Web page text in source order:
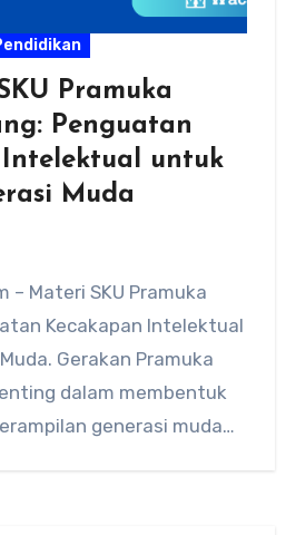
Pramuka
Penguatan
Intelektual untuk
Muda
– Materi SKU Pramuka
Kecakapan Intelektual
Gerakan Pramuka
dalam membentuk
generasi muda